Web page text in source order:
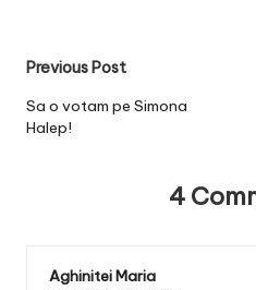
Post
navigation
Previous Post
Sa o votam pe Simona
Halep!
4
Aghinitei Maria